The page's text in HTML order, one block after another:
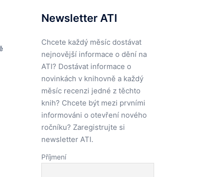
Newsletter ATI
Chcete každý měsíc dostávat
nejnovější informace o dění na
ATI? Dostávat informace o
novinkách v knihovně a každý
měsíc recenzi jedné z těchto
knih? Chcete být mezi prvními
informováni o otevření nového
ročníku? Zaregistrujte si
newsletter ATI.
Příjmení